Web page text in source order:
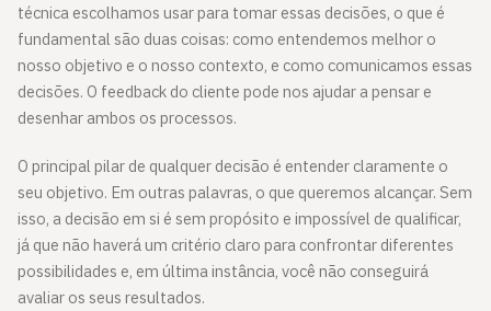
técnica escolhamos usar para tomar essas decisões, o que é
fundamental são duas coisas: como entendemos melhor o
nosso objetivo e o nosso contexto, e como comunicamos essas
decisões. O feedback do cliente pode nos ajudar a pensar e
desenhar ambos os processos.
O principal pilar de qualquer decisão é entender claramente o
seu objetivo. Em outras palavras, o que queremos alcançar. Sem
isso, a decisão em si é sem propósito e impossível de qualificar,
já que não haverá um critério claro para confrontar diferentes
possibilidades e, em última instância, você não conseguirá
avaliar os seus resultados.